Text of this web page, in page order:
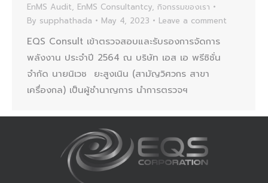
EnMS Audit, EnMS Consultantcy, กิจกรรมของเรา
By supphathada May 4, 2023 Leave a comment
EQS Consult เข้าตรวจสอบและรับรองการจัดการ
พลังงาน ประจำปี 2564 ณ บริษัท เอส เอ พรีซิชั่น
จำกัด นายนิเวช ยะสูงเนิน (สามัญวิศวกร สาขา
เครื่องกล) เป็นผู้ชำนาญการ นำการตรวจฯ